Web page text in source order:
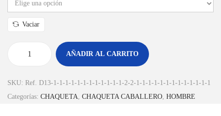
Vaciar
AÑADIR AL CARRITO
SKU: Ref. D13-1-1-1-1-1-1-1-1-1-1-1-1-2-2-1-1-1-1-1-1-1-1-1-1-1-1-1
Categorías: CHAQUETA CHAQUETA CABALLERO HOMBRE